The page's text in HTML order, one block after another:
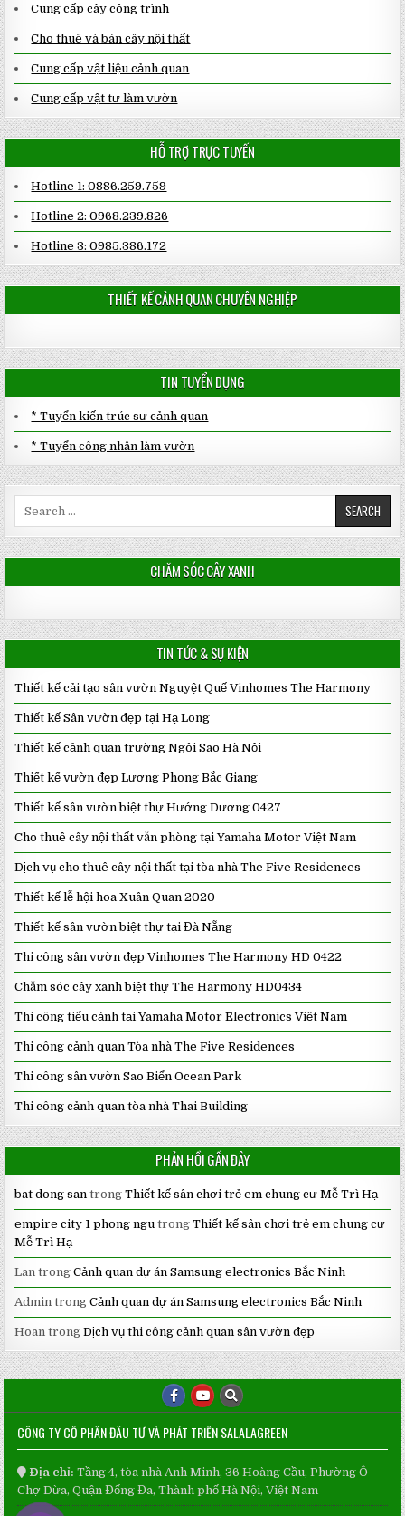
Cung cấp cây công trình
Cho thuê và bán cây nội thất
Cung cấp vật liệu cảnh quan
Cung cấp vật tư làm vườn
HỖ TRỢ TRỰC TUYẾN
Hotline 1: 0886.259.759
Hotline 2: 0968.239.826
Hotline 3: 0985.386.172
THIẾT KẾ CẢNH QUAN CHUYÊN NGHIỆP
TIN TUYỂN DỤNG
* Tuyển kiến trúc sư cảnh quan
* Tuyển công nhân làm vườn
CHĂM SÓC CÂY XANH
TIN TỨC & SỰ KIỆN
Thiết kế cải tạo sân vườn Nguyệt Quế Vinhomes The Harmony
Thiết kế Sân vườn đẹp tại Hạ Long
Thiết kế cảnh quan trường Ngôi Sao Hà Nội
Thiết kế vườn đẹp Lương Phong Bắc Giang
Thiết kế sân vườn biệt thự Hướng Dương 0427
Cho thuê cây nội thất văn phòng tại Yamaha Motor Việt Nam
Dịch vụ cho thuê cây nội thất tại tòa nhà The Five Residences
Thiết kế lễ hội hoa Xuân Quan 2020
Thiết kế sân vườn biệt thự tại Đà Nẵng
Thi công sân vườn đẹp Vinhomes The Harmony HD 0422
Chăm sóc cây xanh biệt thự The Harmony HD0434
Thi công tiểu cảnh tại Yamaha Motor Electronics Việt Nam
Thi công cảnh quan Tòa nhà The Five Residences
Thi công sân vườn Sao Biển Ocean Park
Thi công cảnh quan tòa nhà Thai Building
PHẢN HỒI GẦN ĐÂY
bat dong san trongThiết kế sân chơi trẻ em chung cư Mễ Trì Hạ
empire city 1 phong ngu trongThiết kế sân chơi trẻ em chung cư
Mễ Trì Hạ
Lan trongCảnh quan dự án Samsung electronics Bắc Ninh
Admin trongCảnh quan dự án Samsung electronics Bắc Ninh
Hoan trongDịch vụ thi công cảnh quan sân vườn đẹp
CÔNG TY CỔ PHẦN ĐẦU TƯ VÀ PHÁT TRIỂN SALALAGREEN
Địa chỉ: Tầng 4, tòa nhà Anh Minh, 36 Hoàng Cầu, Phường Ô
Chợ Dừa, Quận Đống Đa, Thành phố Hà Nội, Việt Nam